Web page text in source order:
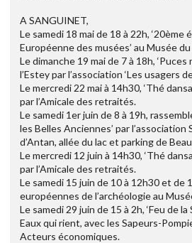
A SANGUINET,
Le samedi 18 mai de 18 à 22h, ‘20ème
Européenne des musées’ au Musée du
Le dimanche 19 mai de 7 à 18h,
l’Estey par l’association ‘Les usagers
Le mercredi 22 mai à 14h30, ‘Thé
par l’Amicale des retraités.
Le samedi 1er juin de 8 à 19h,
les Belles Anciennes’ par
d’Antan, allée du lac et parking de
Le mercredi 12 juin à 14h30, ‘Thé
par l’Amicale des retraités.
Le samedi 15 juin de 10 à 12h30 et de
européennes de l’archéologie au
Le samedi 29 juin de 15 à 2h, ‘Feu de la
Eaux qui rient, avec les Sapeurs-
Acteurs économiques.